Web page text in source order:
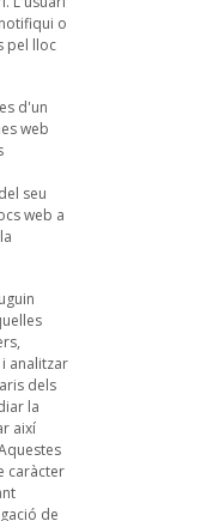
o
pel lloc
d'un
web
seu
web a
analitzar
dels
la
així
caràcter
de